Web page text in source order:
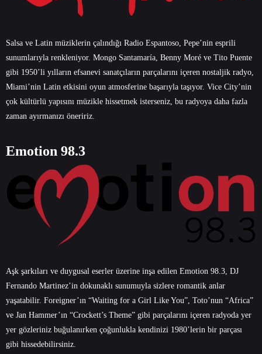
Salsa ve Latin müziklerin çalındığı Radio Espantoso, Pepe’nin esprili
sunumlarıyla renkleniyor. Mongo Santamaría, Benny Moré ve Tito Puente
gibi 1950’li yılların efsanevi sanatçıların parçalarını içeren nostaljik radyo,
Miami’nin Latin etkisini oyun atmosferine başarıyla taşıyor. Vice City’nin
çok kültürlü yapısını müzikle hissetmek isterseniz, bu radyoya daha fazla
zaman ayırmanızı öneririz.
Emotion 98.3
Aşk şarkıları ve duygusal eserler üzerine inşa edilen Emotion 98.3, DJ
Fernando Martinez’in dokunaklı sunumuyla sizlere romantik anlar
yaşatabilir. Foreigner’ın “Waiting for a Girl Like You”, Toto’nun “Africa”
ve Jan Hammer’ın “Crockett’s Theme” gibi parçalarını içeren radyoda yer
yer gözleriniz buğulanırken çoğunlukla kendinizi 1980’lerin bir parçası
gibi hissedebilirsiniz.